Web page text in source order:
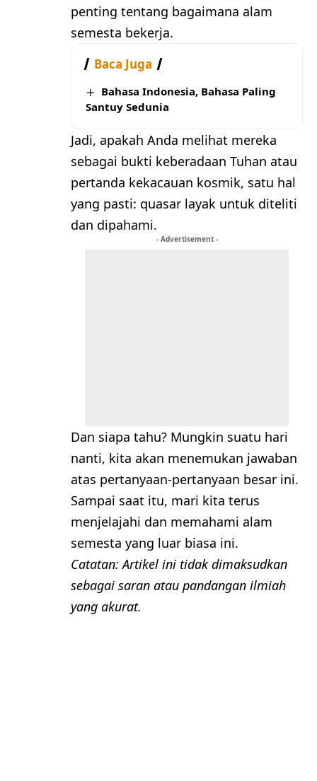
penting tentang bagaimana alam
semesta bekerja.
Baca Juga
Bahasa Indonesia, Bahasa Paling
Santuy Sedunia
Jadi, apakah Anda melihat mereka
sebagai bukti keberadaan Tuhan atau
pertanda kekacauan kosmik, satu hal
yang pasti: quasar layak untuk diteliti
dan dipahami.
- Advertisement -
Dan siapa tahu? Mungkin suatu hari
nanti, kita akan menemukan jawaban
atas pertanyaan-pertanyaan besar ini.
Sampai saat itu, mari kita terus
menjelajahi dan memahami alam
semesta yang luar biasa ini.
Catatan: Artikel ini tidak dimaksudkan
sebagai saran atau pandangan ilmiah
yang akurat.